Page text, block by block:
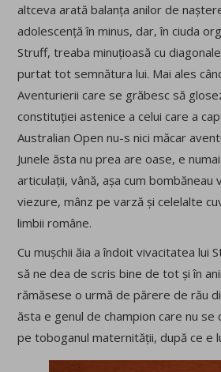
altceva arată balanța anilor de
adolescență în minus, dar, în ciuda
Struff, treaba minuțioasă cu
purtat tot semnătura lui. Mai ales
Aventurierii care se grăbesc să
constituției astenice a celui care a
Australian Open nu-s nici măcar
Junele ăsta nu prea are oase, e
articulații, vână, așa cum bombăneau
viezure, mânz pe varză și celelalte
limbii române.
Cu mușchii ăia a îndoit vivacitatea lui
să ne dea de scris bine de tot și în
rămăsese o urmă de părere de rău
ăsta e genul de champion care nu se
pe toboganul maternității, după ce e